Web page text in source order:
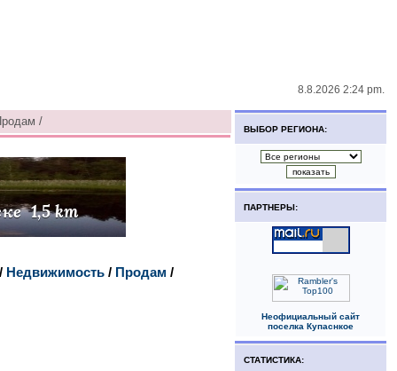
8.8.2026 2:24 pm.
/
/ Недвижимость / Продам /
ВЫБОР РЕГИОНА:
ПАРТНЕРЫ:
Неофициальный сайт
поселка Купаснкое
СТАТИСТИКА: